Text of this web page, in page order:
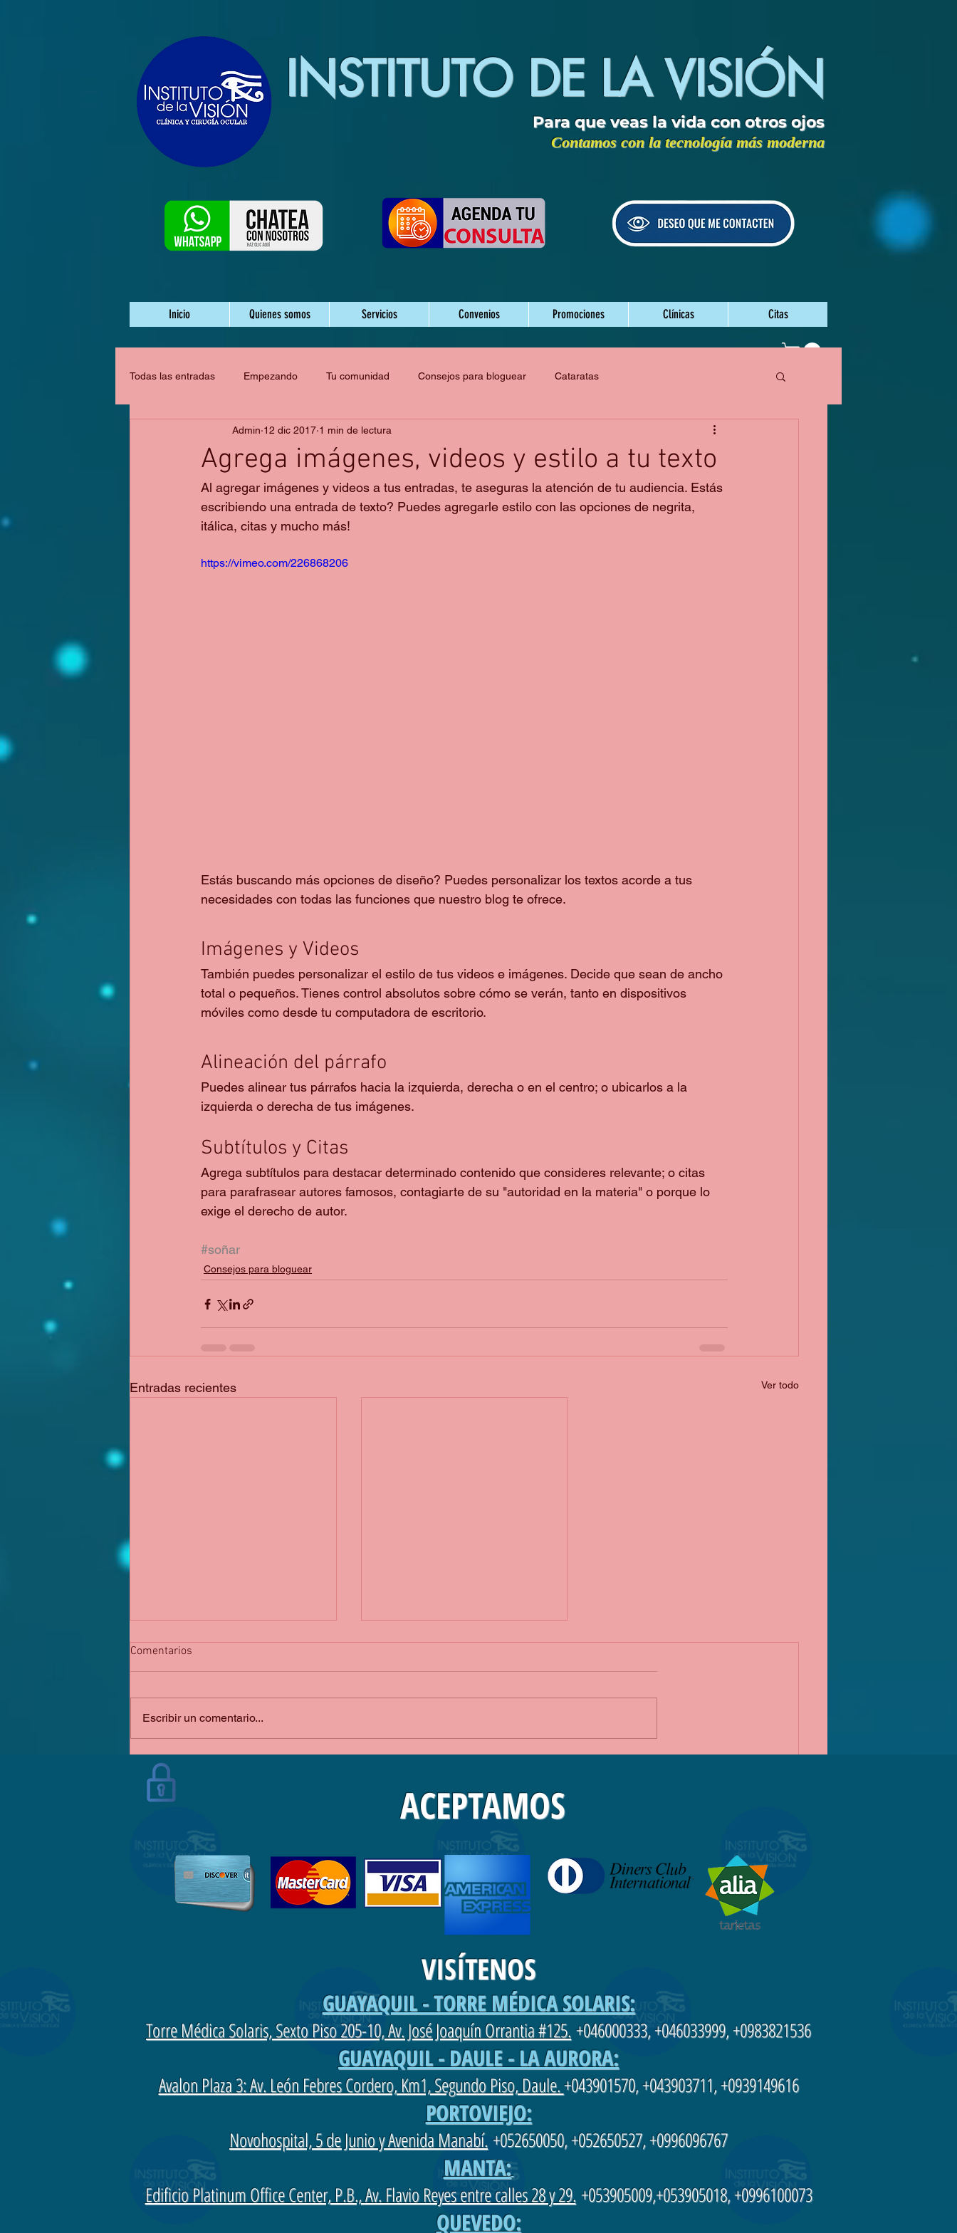
INSTITUTO DE LA VISIÓN
Para que veas la vida con otros ojos
Contamos con la tecnología más moderna
Inicio Quienes somos Servicios Convenios Promociones Clínicas Citas
Todas las entradas Empezando Tu comunidad Consejos para bloguear Cataratas
Agrega imágenes, videos y estilo a tu texto
Admin 12 dic 2017 1 min de lectura
Al agregar imágenes y videos a tus entradas, te aseguras la atención de tu audiencia. Estás
escribiendo una entrada de texto? Puedes agregarle estilo con las opciones de negrita,
itálica, citas y mucho más!
https://vimeo.com/226868206
Estás buscando más opciones de diseño? Puedes personalizar los textos acorde a tus
necesidades con todas las funciones que nuestro blog te ofrece.
Imágenes y Videos
También puedes personalizar el estilo de tus videos e imágenes. Decide que sean de ancho
total o pequeños. Tienes control absolutos sobre cómo se verán, tanto en dispositivos
móviles como desde tu computadora de escritorio.
Alineación del párrafo
Puedes alinear tus párrafos hacia la izquierda, derecha o en el centro; o ubicarlos a la
izquierda o derecha de tus imágenes.
Subtítulos y Citas
Agrega subtítulos para destacar determinado contenido que consideres relevante; o citas
para parafrasear autores famosos, contagiarte de su "autoridad en la materia" o porque lo
exige el derecho de autor.
#soñar
Consejos para bloguear
Entradas recientes Ver todo
Haz hashtags en tus entradas
Comentarios
Escribir un comentario...
ACEPTAMOS
VISÍTENOS
GUAYAQUIL - TORRE MÉDICA SOLARIS:
Torre Médica Solaris, Sexto Piso 205-10, Av. José Joaquín Orrantia #125.+046000333, +046033999, +0983821536
GUAYAQUIL - DAULE - LA AURORA:
Avalon Plaza 3: Av. León Febres Cordero, Km1, Segundo Piso, Daule.+043901570, +043903711, +0939149616
PORTOVIEJO:
Novohospital, 5 de Junio y Avenida Manabí.+052650050, +052650527, +0996096767
MANTA:
Edificio Platinum Office Center, P.B., Av. Flavio Reyes entre calles 28 y 29.+053905009,+053905018, +0996100073
QUEVEDO: